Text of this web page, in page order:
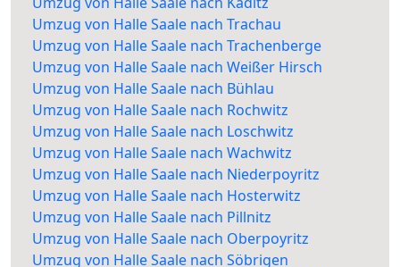
Umzug von Halle Saale nach Trachau
Umzug von Halle Saale nach Trachenberge
Umzug von Halle Saale nach Weißer Hirsch
Umzug von Halle Saale nach Bühlau
Umzug von Halle Saale nach Rochwitz
Umzug von Halle Saale nach Loschwitz
Umzug von Halle Saale nach Wachwitz
Umzug von Halle Saale nach Niederpoyritz
Umzug von Halle Saale nach Hosterwitz
Umzug von Halle Saale nach Pillnitz
Umzug von Halle Saale nach Oberpoyritz
Umzug von Halle Saale nach Söbrigen